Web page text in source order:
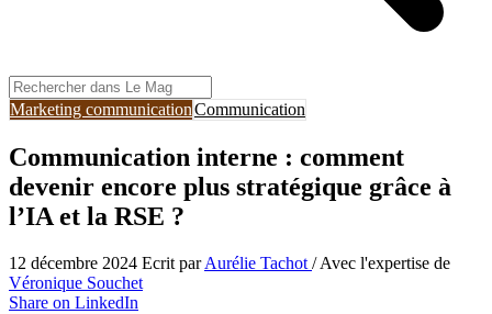
Marketing communicationCommunication
Communication interne : comment
devenir encore plus stratégique grâce à
l’IA et la RSE ?
12 décembre 2024 Ecrit parAurélie Tachot / Avec l'expertise de
Véronique Souchet
Share on LinkedIn